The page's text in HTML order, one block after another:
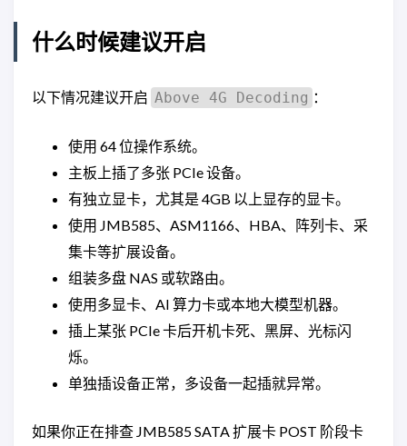
什么时候建议开启
以下情况建议开启 Above 4G Decoding ：
使用 64 位操作系统。
主板上插了多张 PCIe 设备。
有独立显卡，尤其是 4GB 以上显存的显卡。
使用 JMB585、ASM1166、HBA、阵列卡、采
集卡等扩展设备。
组装多盘 NAS 或软路由。
使用多显卡、AI 算力卡或本地大模型机器。
插上某张 PCIe 卡后开机卡死、黑屏、光标闪
烁。
单独插设备正常，多设备一起插就异常。
如果你正在排查 JMB585 SATA 扩展卡 POST 阶段卡